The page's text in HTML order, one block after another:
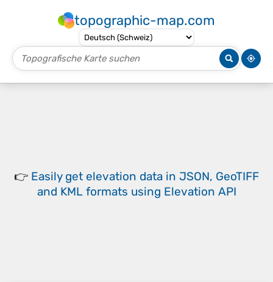
topographic-map.com
👉 Easily get elevation data in JSON, GeoTIFF
and KML formats using Elevation API